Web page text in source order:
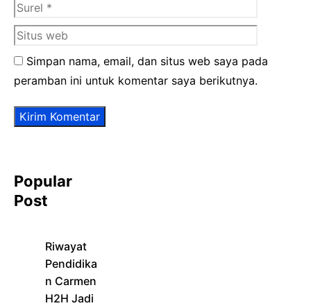
web
Simpan nama, email, dan situs web saya pada
peramban ini untuk komentar saya berikutnya.
Popular
Post
Riwayat
Pendidika
n Carmen
H2H Jadi